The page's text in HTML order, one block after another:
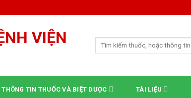
Tìm
THÔNG TIN THUỐC VÀ BIỆT DƯỢC TÀI LIỆU